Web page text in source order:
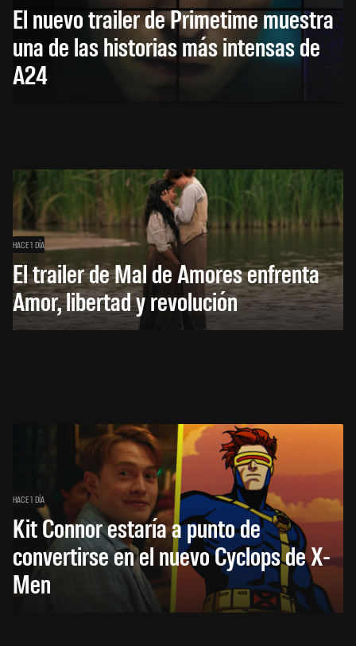
El nuevo trailer de Primetime muestra
una de las historias más intensas de
A24
HACE 1 DÍA
El trailer de Mal de Amores enfrenta
Amor, libertad y revolución
HACE 1 DÍA
Kit Connor estaría a punto de
convertirse en el nuevo Cyclops de X-
Men